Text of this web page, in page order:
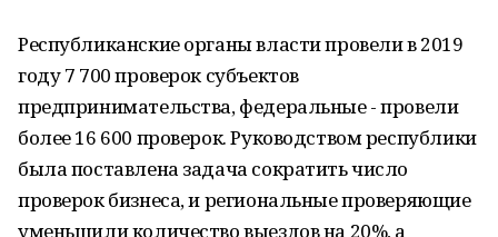
Республиканские органы власти провели в 2019
году 7 700 проверок субъектов
предпринимательства, федеральные - провели
более 16 600 проверок. Руководством республики
была поставлена задача сократить число
проверок бизнеса, и региональные проверяющие
уменьшили количество выездов на 20%, а